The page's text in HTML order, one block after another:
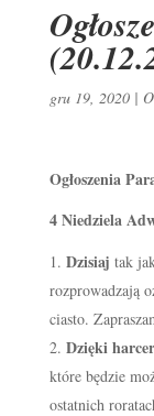
gru 19, 2020|
Ogłoszenia
4 Niedziela
Dzisiaj tak
rozprowadzają
ciasto.
Dzięki
które będzie
ostatnich